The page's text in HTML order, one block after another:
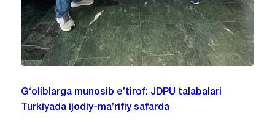
G‘oliblarga munosib e’tirof: JDPU talabalari
Turkiyada ijodiy-ma’rifiy safarda